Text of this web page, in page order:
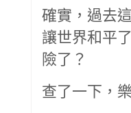
確實，過去
讓世界和平
險了？
查了一下，